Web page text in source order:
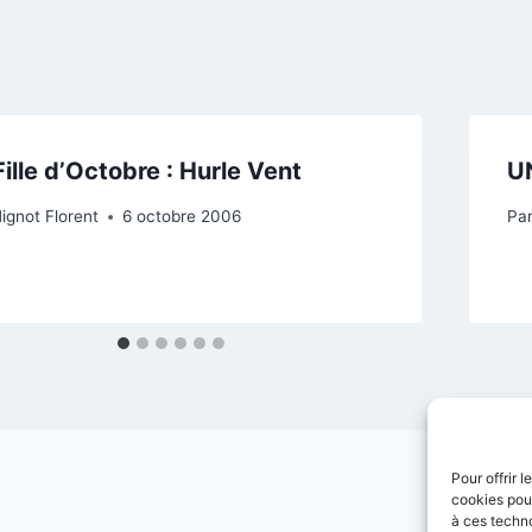
Pour offrir
cookies
à ces
d’Octobre : Hurle Vent
Florent 6 octobre 2006 Par